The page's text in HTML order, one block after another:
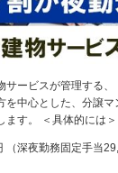
サービスが管理する
を中心とした、分譲
ます。 ＜具体的には
（深夜勤務固定手当